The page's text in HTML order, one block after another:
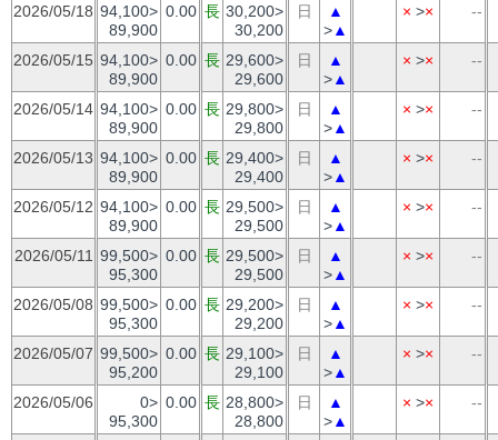
2026/05/18 94,100>
89,900
0.00 長 30,200>
30,200
日
▲
>▲
× >× --
2026/05/15 94,100>
89,900
0.00 長 29,600>
29,600
日
▲
>▲
× >× --
2026/05/14 94,100>
89,900
0.00 長 29,800>
29,800
日
▲
>▲
× >× --
2026/05/13 94,100>
89,900
0.00 長 29,400>
29,400
日
▲
>▲
× >× --
2026/05/12 94,100>
89,900
0.00 長 29,500>
29,500
日
▲
>▲
× >× --
2026/05/11 99,500>
95,300
0.00 長 29,500>
29,500
日
▲
>▲
× >× --
2026/05/08 99,500>
95,300
0.00 長 29,200>
29,200
日
▲
>▲
× >× --
2026/05/07 99,500>
95,200
0.00 長 29,100>
29,100
日
▲
>▲
× >× --
2026/05/06
0>
95,300
0.00 長 28,800>
28,800
日
▲
>▲
× >× --